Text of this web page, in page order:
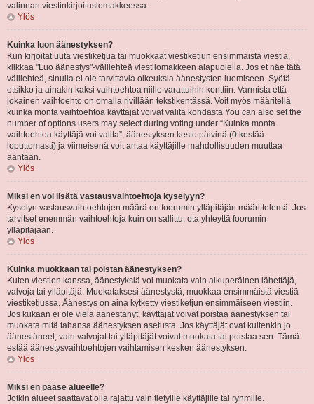
valinnan viestinkirjoituslomakkeessa.
Ylös
Kuinka luon äänestyksen?
Kun kirjoitat uuta viestiketjua tai muokkaat viestiketjun ensimmäistä viestiä,
klikkaa "Luo äänestys"-välilehteä viestilomakkeen alapuolella. Jos et näe tätä
välilehteä, sinulla ei ole tarvittavia oikeuksia äänestysten luomiseen. Syötä
otsikko ja ainakin kaksi vaihtoehtoa niille varattuihin kenttiin. Varmista että
jokainen vaihtoehto on omalla rivillään tekstikentässä. Voit myös määritellä
kuinka monta vaihtoehtoa käyttäjät voivat valita kohdasta You can also set the
number of options users may select during voting under “Kuinka monta
vaihtoehtoa käyttäjä voi valita”, äänestyksen kesto päivinä (0 kestää
loputtomasti) ja viimeisenä voit antaa käyttäjille mahdollisuuden muuttaa
ääntään.
Ylös
Miksi en voi lisätä vastausvaihtoehtoja kyselyyn?
Kyselyn vastausvaihtoehtojen määrä on foorumin ylläpitäjän määrittelemä. Jos
tarvitset enemmän vaihtoehtoja kuin on sallittu, ota yhteyttä foorumin
ylläpitäjään.
Ylös
Kuinka muokkaan tai poistan äänestyksen?
Kuten viestien kanssa, äänestyksiä voi muokata vain alkuperäinen lähettäjä,
valvoja tai ylläpitäjä. Muokataksesi äänestystä, muokkaa ensimmäistä viestiä
viestiketjussa. Äänestys on aina kytketty viestiketjun ensimmäiseen viestiin.
Jos kukaan ei ole vielä äänestänyt, käyttäjät voivat poistaa äänestyksen tai
muokata mitä tahansa äänestyksen asetusta. Jos käyttäjät ovat kuitenkin jo
äänestäneet, vain valvojat tai ylläpitäjät voivat muokata tai poistaa sen. Tämä
estää äänestysvaihtoehtojen vaihtamisen kesken äänestyksen.
Ylös
Miksi en pääse alueelle?
Jotkin alueet saattavat olla rajattu vain tietyille käyttäjille tai ryhmille.